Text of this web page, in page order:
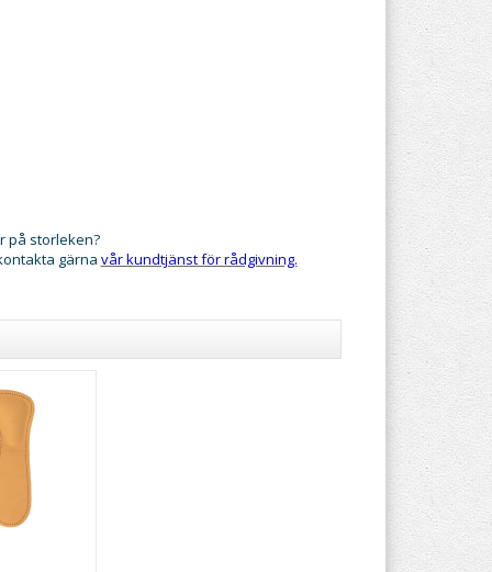
på storleken?
gärna vår kundtjänst för rådgivning.